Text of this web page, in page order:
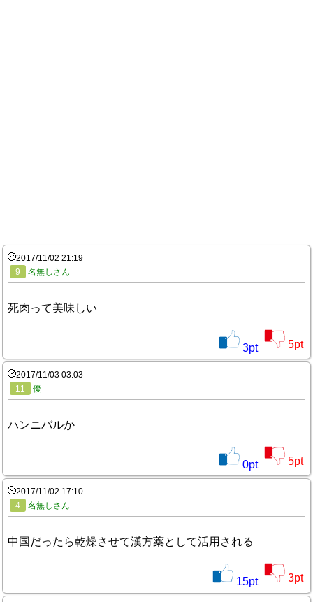
2017/11/02 21:19
9
名無しさん
死肉って美味しい
3pt 5pt
2017/11/03 03:03
11
優
ハンニバルか
0pt 5pt
2017/11/02 17:10
4
名無しさん
中国だったら乾燥させて漢方薬として活用される
15pt 3pt